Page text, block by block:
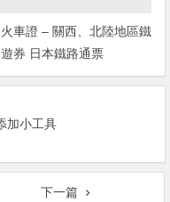
車證 – 關西、北陸地區鐵
券 日本鐵路通票
加小工具
下一篇